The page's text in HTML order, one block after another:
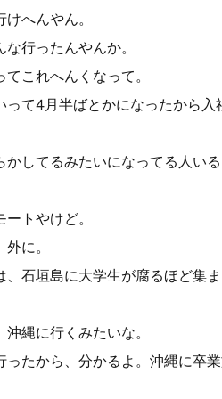
へんやん。
行ったんやんか。
これへんくなって。
て4月半ばとかになったから入
してるみたいになってる人いる
トやけど。
に。
石垣島に大学生が腐るほど集ま
縄に行くみたいな。
ったから、分かるよ。沖縄に卒